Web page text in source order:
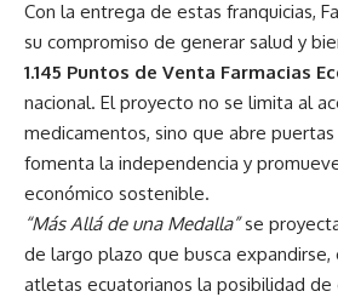
Con la entrega de estas franquicias,
su compromiso de generar salud y
1.145 Puntos de Venta Farmacias
nacional. El proyecto no se limita al
medicamentos, sino que abre
fomenta la independencia y
económico sostenible.
“Más Allá de una Medalla”se
de largo plazo que busca expandirse,
atletas ecuatorianos la posibilidad de